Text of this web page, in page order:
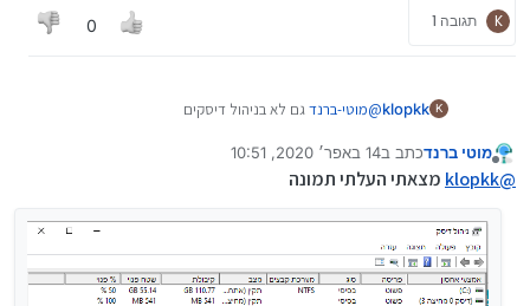
K תגובה 1 0
K
klopkk
@מוטי-ברנדגם לא בניהול דיסקים
מנותק
מוטי ברנדכתב ב14 באפר׳ 2020, 10:51
נערך לאחרונה על ידי
@
klopkk מצאתי העלתי תמונה